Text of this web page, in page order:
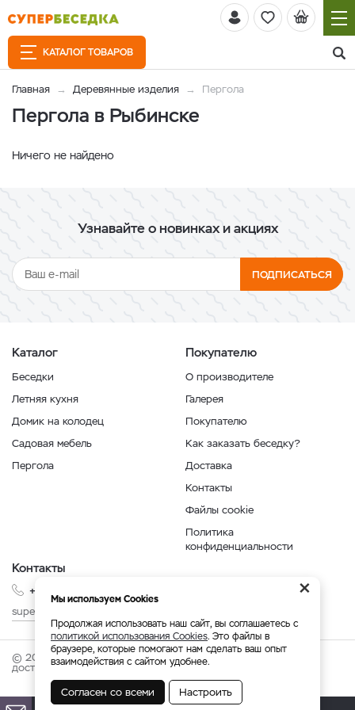
КАТАЛОГ ТОВАРОВ
Главная Деревянные изделия Пергола
Пергола в Рыбинске
Ничего не найдено
Узнавайте о новинках и акциях
ПОДПИСАТЬСЯ
Каталог
Беседки
Летняя кухня
Домик на колодец
Садовая мебель
Пергола
Покупателю
О производителе
Галерея
Покупателю
Как заказать беседку?
Доставка
Контакты
Файлы cookie
Политика
конфиденциальности
Контакты
+7 999 210-35-35
superbesedka@mail.ru
© 2026 superbesedka.com - беседки от производителя с
доставкой по России.
×
Мы используем Cookies
Продолжая использовать наш сайт, вы соглашаетесь с
политикой использования Cookies. Это файлы в
браузере, которые помогают нам сделать ваш опыт
взаимодействия с сайтом удобнее.
Согласен со всеми Настроить